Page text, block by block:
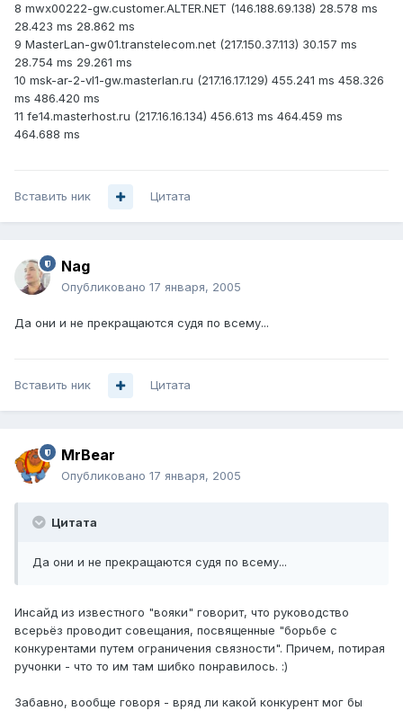
8 mwx00222-gw.customer.ALTER.NET (146.188.69.138) 28.578 ms
28.423 ms 28.862 ms
9 MasterLan-gw01.transtelecom.net (217.150.37.113) 30.157 ms
28.754 ms 29.261 ms
10 msk-ar-2-vl1-gw.masterlan.ru (217.16.17.129) 455.241 ms 458.326
ms 486.420 ms
11 fe14.masterhost.ru (217.16.16.134) 456.613 ms 464.459 ms
464.688 ms
Вставить ник Цитата
Nag
Опубликовано 17 января, 2005
Да они и не прекращаются судя по всему...
Вставить ник Цитата
MrBear
Опубликовано 17 января, 2005
Цитата
Да они и не прекращаются судя по всему...
Инсайд из известного "вояки" говорит, что руководство
всерьёз проводит совещания, посвященные "борьбе с
конкурентами путем ограничения связности". Причем, потирая
ручонки - что то им там шибко понравилось. :)
Забавно, вообще говоря - вряд ли какой конкурент мог бы